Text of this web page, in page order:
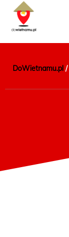
DoWietnamu.pl /